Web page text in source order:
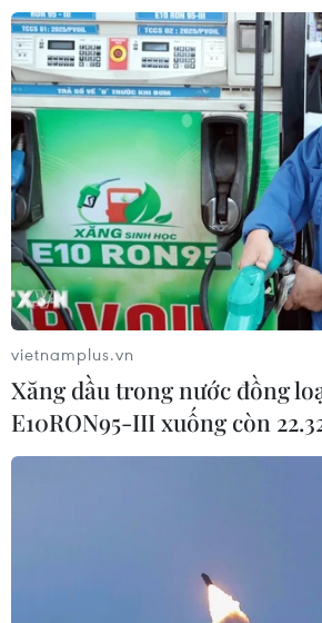
vietnamplus.vn
Xăng dầu trong nước đồng
E10RON95-III xuống còn